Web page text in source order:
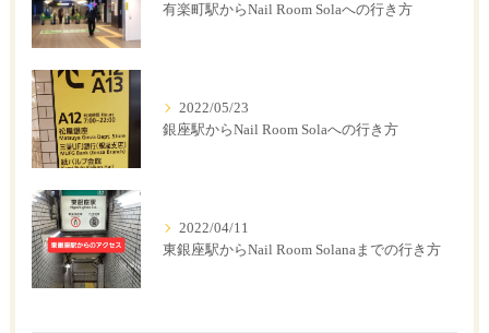
有楽町駅からNail Room Solaへの行き方
2022/05/23
銀座駅からNail Room Solaへの行き方
2022/04/11
東銀座駅からNail Room Solanaまでの行き方